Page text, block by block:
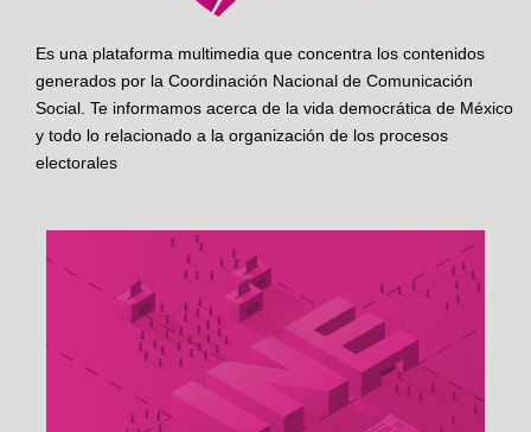
Es una plataforma multimedia que concentra los contenidos
generados por la Coordinación Nacional de Comunicación
Social. Te informamos acerca de la vida democrática de México
y todo lo relacionado a la organización de los procesos
electorales